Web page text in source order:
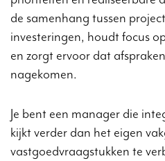
de samenhang tussen
investeringen, houdt focus
en zorgt ervoor dat
nagekomen.
Je bent een manager die
kijkt verder dan het eigen
vastgoedvraagstukken te